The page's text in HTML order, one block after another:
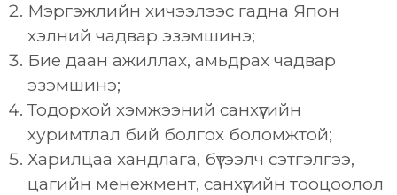
Мэргэжлийн хичээлээс гадна Япон
хэлний чадвар эзэмшинэ;
Бие даан ажиллах, амьдрах чадвар
эзэмшинэ;
Тодорхой хэмжээний санхүүгийн
хуримтлал бий болгох боломжтой;
Харилцаа хандлага, бүтээлч сэтгэлгээ,
цагийн менежмент, санхүүгийн тооцоолол